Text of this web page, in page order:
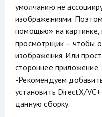
умолчанию не
изображениями.
помощью» на
просмотрщик – чтобы
изображения. Или
стороннее приложение
-Рекомендуем
установить DirectX/
данную сборку.